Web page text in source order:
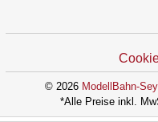
© 2026 ModellBahn-
*Alle Preise inkl.